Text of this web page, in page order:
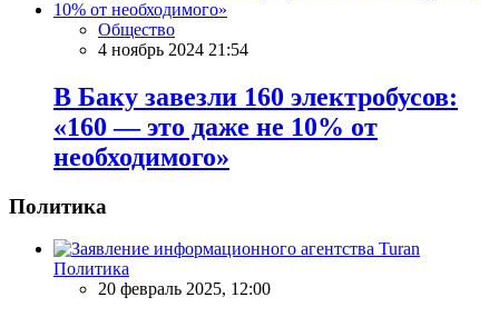
Общество
4 ноябрь 2024 21:54
В Баку завезли 160 электробусов:
«160 — это даже не 10% от
необходимого»
Политика
Политика
20 февраль 2025, 12:00